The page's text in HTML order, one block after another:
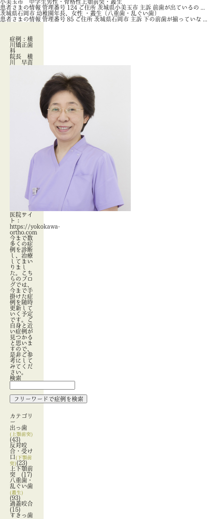
小美玉市 中学生男性・骨格性上顎前突・叢生
患者さまの情報 管理番号 124 ご住所 茨城県小美玉市 主訴 前歯が出ているの ...
茨城県石岡市 幼稚園年長、女性 ・叢生（八重歯・乱ぐい歯）
患者さまの情報 管理番号 85 ご住所 茨城県石岡市 主訴 下の前歯が揃っていな ...
症例：横
川矯正歯
科
院長 横
川 早苗
医院サイ
ト：
https://yokokawa-
ortho.com
今まで数
多くの症
例を診断
し、治療
してまい
りまし
た。こち
らのブロ
グでは、
今まで手
掛けた症
例を随時
更新して
いく予定
です。ご
自身と近
い症例が
見つかる
と思いま
すので、
是非ご参
考にして
みてくだ
さい。
検索
カテゴリ
ー
出っ歯
(上顎前突)
(43)
反対咬
合・受け
口 (下顎前
突)(23)
上下顎前
突 (17)
八重歯・
乱ぐい歯
(叢生)
(93)
過蓋咬合
(15)
すきっ歯